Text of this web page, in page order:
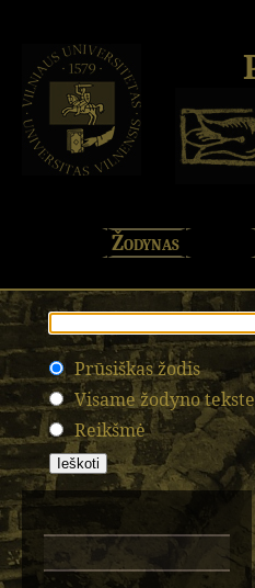
Žodynas
Prūsiškas žodis
Visame žodyno tekste
Reikšmė